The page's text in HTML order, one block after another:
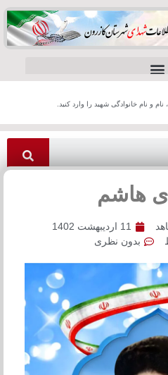
و نام خانوادگی شهید را وارد کنید.
هاشم
11 اردیبهشت 1402
بدون نظری